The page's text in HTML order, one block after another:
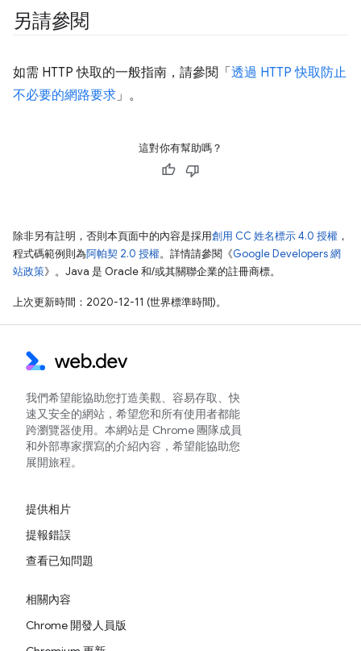
另請參閱
如需 HTTP 快取的一般指南，請參閱「透過 HTTP 快取防止
不必要的網路要求 」。
這對你有幫助嗎？
除非另有註明，否則本頁面中的內容是採用創用 CC 姓名標示 4.0 授權 ，
程式碼範例則為阿帕契 2.0 授權。詳情請參閱《Google Developers 網
站政策》。Java 是 Oracle 和/或其關聯企業的註冊商標。
上次更新時間：2020-12-11 (世界標準時間)。
我們希望能協助您打造美觀、容易存取、快
速又安全的網站，希望您和所有使用者都能
跨瀏覽器使用。本網站是 Chrome 團隊成員
和外部專家撰寫的介紹內容，希望能協助您
展開旅程。
提供相片
提報錯誤
查看已知問題
相關內容
Chrome 開發人員版